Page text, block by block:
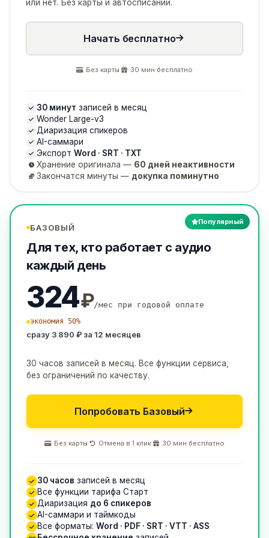
или нет. Без карты и автосписаний.
Начать бесплатно
Без карты· 30 мин бесплатно
30 минут записей в месяц
Wonder Large-v3
Диаризация спикеров
AI-саммари
Экспорт Word · SRT · TXT
Хранение оригинала — 60 дней неактивности
Закончатся минуты — докупка поминутно
Популярный
БАЗОВЫЙ
Для тех, кто работает с аудио
каждый день
324₽/мес при годовой оплате
экономия 50%
сразу 3 890 ₽ за 12 месяцев
30 часов записей в месяц. Все функции сервиса,
без ограничений по качеству.
Попробовать Базовый
Без карты· Отмена в 1 клик· 30 мин бесплатно
30 часов записей в месяц
Все функции тарифа Старт
Диаризация до 6 спикеров
AI-саммари и таймкоды
Все форматы: Word · PDF · SRT · VTT · ASS